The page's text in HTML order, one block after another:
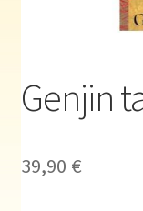
Genjin
39,90 €